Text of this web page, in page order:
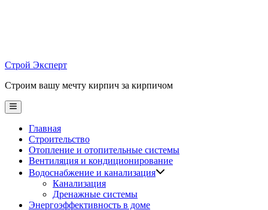
Строй Эксперт
Строим вашу мечту кирпич за кирпичом
Main
Menu
Главная
Строительство
Отопление и отопительные системы
Вентиляция и кондиционирование
Водоснабжение и канализация
Канализация
Дренажные системы
Энергоэффективность в доме